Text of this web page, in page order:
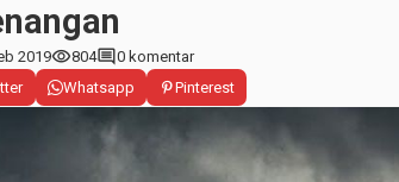
2019visibility804comment0 komentar
Whatsapp Pinterest